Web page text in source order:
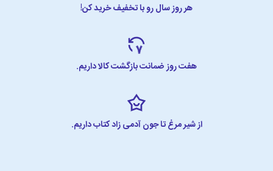
هر روز سال رو با تخفیف خرید کن!
هفت روز ضمانت بازگشت کالا داریم.
از شیر مرغ تا جون آدمی زاد کتاب داریم.